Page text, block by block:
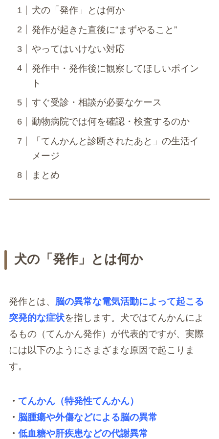
犬の「発作」とは何か
発作が起きた直後に“まずやること”
やってはいけない対応
発作中・発作後に観察してほしいポイン
ト
すぐ受診・相談が必要なケース
動物病院では何を確認・検査するのか
「てんかんと診断されたあと」の生活イ
メージ
まとめ
犬の「発作」とは何か
発作とは、 脳の異常な電気活動によって起こる
突発的な症状を指します。犬ではてんかんによ
るもの（てんかん発作）が代表的ですが、実際
には以下のようにさまざまな原因で起こりま
す。
・ てんかん（特発性てんかん）
・ 脳腫瘍や外傷などによる脳の異常
・ 低血糖や肝疾患などの代謝異常